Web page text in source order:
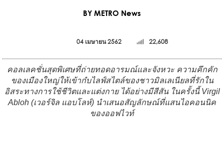
BY METRO News
04 เมษายน 2562 22,608
คอลเลคชั่นสุดพิเศษที่ถ่ายทอดอารมณ์และจังหวะ ความคึกคัก
ของเมืองใหญ่ให้เข้ากํบไลฟ์สไตล์ของชาวมิลเลเนียลที่รักใน
อิสระทางการใช้ชีวิตและแต่งกาย ได้อย่างมีสีสัน ในครั้งนี้ Virgil
Abloh (เวอร์จิล แอบโลห์) นำเสนอสัญลักษณ์ที่แสนไอคอนนิค
ของออฟไวท์